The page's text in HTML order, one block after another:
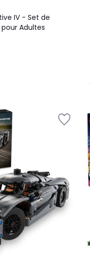
IV - Set de
Adultes